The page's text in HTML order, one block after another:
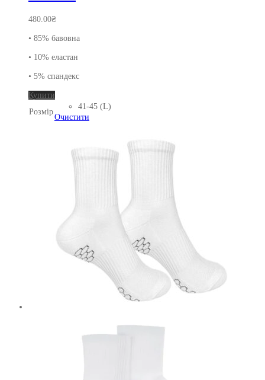
480.00₴
• 85% бавовна
• 10% еластан
• 5% спандекс
Купити
товар
має
Параметри
можна
Розмір
41-45 (L)
Очистити